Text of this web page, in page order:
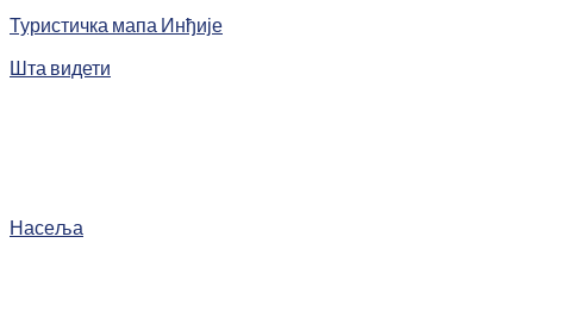
Туристичка мапа Инђије
Шта видети
Насеља